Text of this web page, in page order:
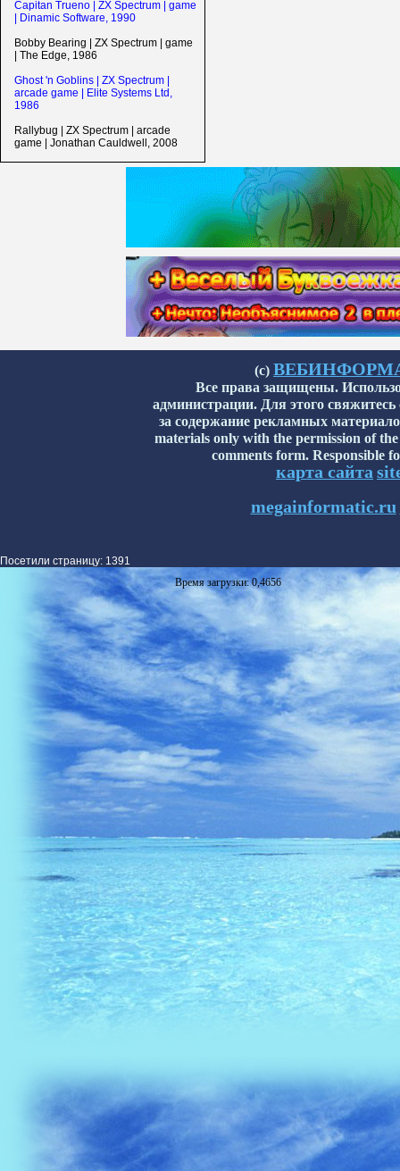
Capitan Trueno | ZX Spectrum | game
| Dinamic Software, 1990
Bobby Bearing | ZX Spectrum | game
| The Edge, 1986
Ghost 'n Goblins | ZX Spectrum |
arcade game | Elite Systems Ltd,
1986
Rallybug | ZX Spectrum | arcade
game | Jonathan Cauldwell, 2008
(с)
Все права защищены.
администрации. Для этого
за содержание рекламных
materials only with the permission of
comments form. Responsible
карта сайта
megainformatic.ru
Посетили страницу: 1391
Время загрузки: 0,4656